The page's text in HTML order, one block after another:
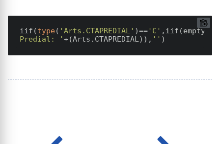
iif(type( 'Arts.CTAPREDIAL' )=='C'
Predial: ' +(Arts.CTAPREDIAL)), ''